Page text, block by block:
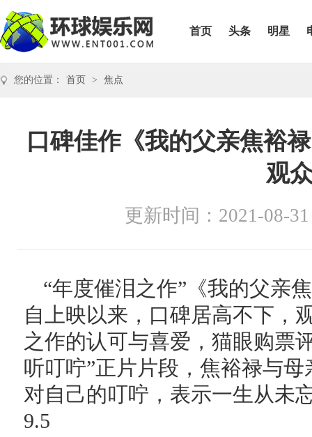
首页 头条 明星
您的位置： 首页 > 焦点
口碑佳作《我的父亲焦裕
观
更新时间：2021-08-31
“年度催泪之作”《我的父亲
自上映以来，口碑居高不下，
之作的认可与喜爱，猫眼购票
听叮咛”正片片段，焦裕禄与
对自己的叮咛，表示一生从未
9.5